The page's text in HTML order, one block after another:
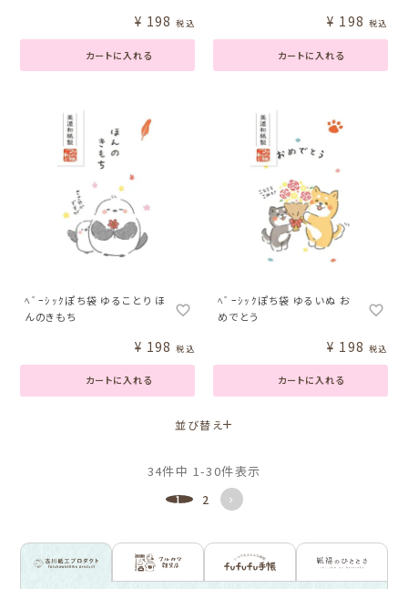
カートに入れる
¥ 198 税込
カートに入れる
¥ 198 税込
ﾍﾞｰｼｯｸぽち袋 ゆることり ほ
んのきもち
カートに入れる
¥ 198 税込
ﾍﾞｰｼｯｸぽち袋 ゆるいぬ お
めでとう
カートに入れる
¥ 198 税込
並び替え
34件中 1 -30件表示
1 2